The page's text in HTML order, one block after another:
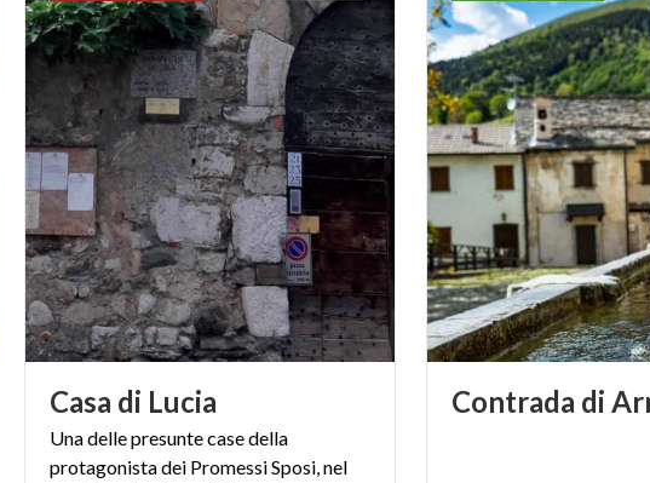
Casa di Lucia
Una delle presunte case della
protagonista dei Promessi Sposi, nel
Contrada di